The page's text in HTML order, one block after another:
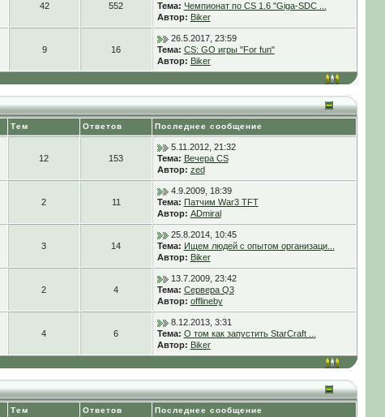
42 552
Тема: Чемпионат по CS 1.6 "Giga-SDC ...
Автор: Biker
9 16
26.5.2017, 23:59
Тема: CS: GO игры "For fun"
Автор: Biker
Тем Ответов Последнее сообщение
12 153
5.11.2012, 21:32
Тема: Вечера CS
Автор: zed
2 11
4.9.2009, 18:39
Тема: Патчим War3 TFT
Автор: ADmiral
3 14
25.8.2014, 10:45
Тема: Ищем людей с опытом организаци...
Автор: Biker
2 4
13.7.2009, 23:42
Тема: Сервера Q3
Автор: offlineby
4 6
8.12.2013, 3:31
Тема: О том как запустить StarCraft ...
Автор: Biker
Тем Ответов Последнее сообщение